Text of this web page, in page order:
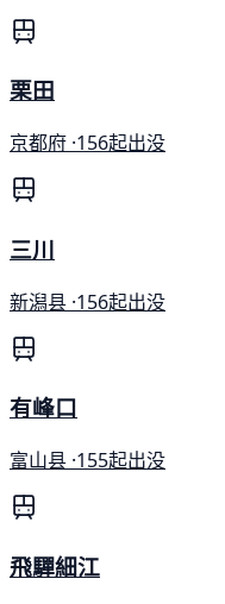
栗田
京都府 ·156起出没
三川
新潟县 ·156起出没
有峰口
富山县 ·155起出没
飛驒細江